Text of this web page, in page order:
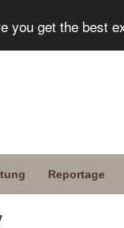
you get the best
Reportage